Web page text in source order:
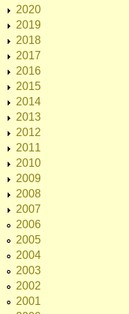
2020
2019
2018
2017
2016
2015
2014
2013
2012
2011
2010
2009
2008
2007
2006
2005
2004
2003
2002
2001